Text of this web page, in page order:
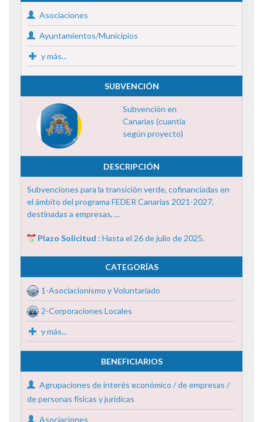
Asociaciones
Ayuntamientos/Municipios
y más...
SUBVENCIÓN
Subvención en
Canarias (cuantía
según proyecto)
DESCRIPCIÓN
Subvenciones para la transición verde, cofinanciadas en
el ámbito del programa FEDER Canarias 2021-2027,
destinadas a empresas, ...
Plazo Solicitud : Hasta el 26 de julio de 2025.
CATEGORÍAS
1-Asociacionismo y Voluntariado
2-Corporaciones Locales
y más...
BENEFICIARIOS
Agrupaciones de interés económico / de empresas /
de personas físicas y jurídicas
Asociaciones